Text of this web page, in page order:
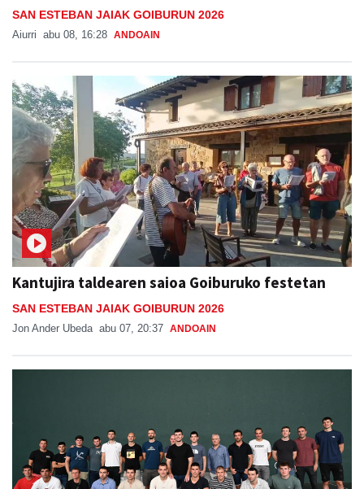
SAN ESTEBAN JAIAK GOIBURUN 2026
Aiurri abu 08, 16:28 ANDOAIN
Kantujira taldearen saioa Goiburuko festetan
SAN ESTEBAN JAIAK GOIBURUN 2026
Jon Ander Ubeda abu 07, 20:37 ANDOAIN